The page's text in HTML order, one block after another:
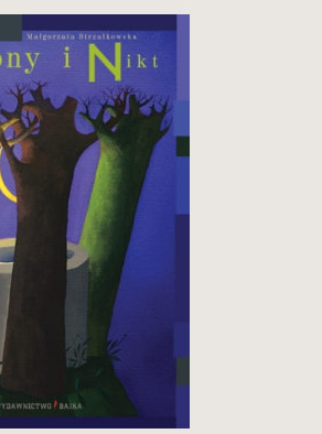
bajka, która
pokonać lęk przed
i kup